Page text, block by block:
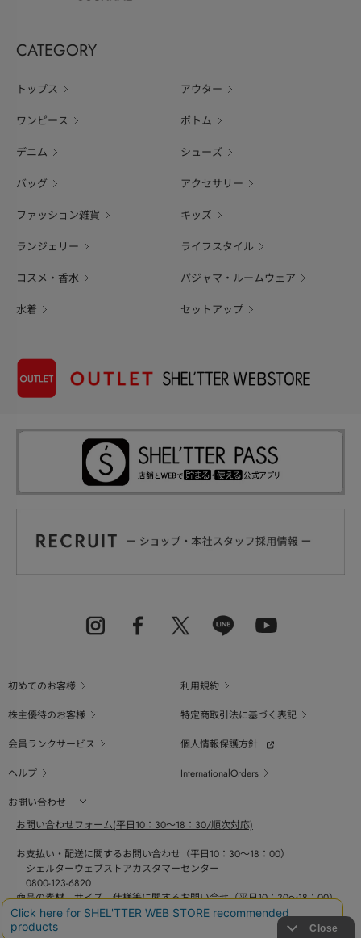
CATEGORY
トップス アウター
ワンピース ボトム
デニム シューズ
バッグ アクセサリー
ファッション雑貨 キッズ
ランジェリー ライフスタイル
コスメ・香水 パジャマ・ルームウェア
水着 セットアップ
初めてのお客様
利用規約
株主優待のお客様
特定商取引法に基づく表記
会員ランクサービス
個人情報保護方針
ヘルプ
InternationalOrders
お問い合わせ
お問い合わせフォーム(平日10：30～18：30/順次対応)
お支払い・配送に関するお問い合わせ（平日10：30～18：00）
シェルターウェブストアカスタマーセンター
0800-123-6820
商品の素材、サイズ、仕様等に関するお問い合せ（平日10：30～18：00）
バロックジャパンリミテッドコールセンター
03-6730-9191